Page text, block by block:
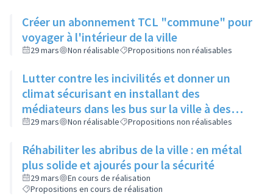
Créer un abonnement TCL "commune" pour
voyager à l'intérieur de la ville
29 mars Non réalisable Propositions non réalisables
Lutter contre les incivilités et donner un
climat sécurisant en installant des
médiateurs dans les bus sur la ville à des
heures et lieux stratégiques
29 mars Non réalisable Propositions non réalisables
Réhabiliter les abribus de la ville : en métal
plus solide et ajourés pour la sécurité
29 mars
En cours de réalisation
Propositions en cours de réalisation